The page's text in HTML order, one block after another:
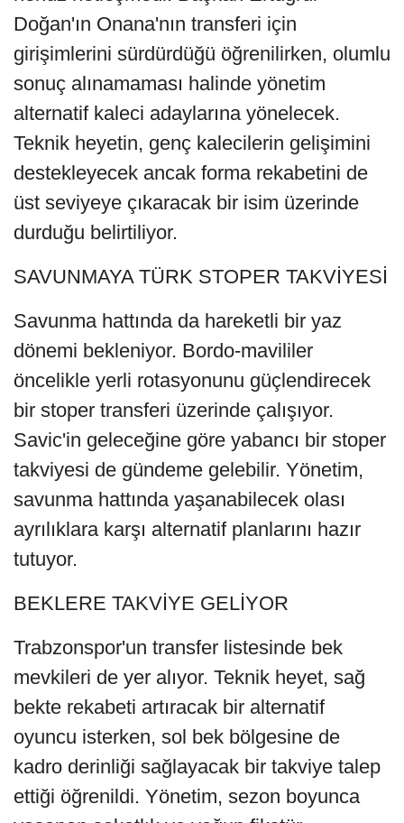
Doğan'ın Onana'nın transferi için
girişimlerini sürdürdüğü öğrenilirken, olumlu
sonuç alınamaması halinde yönetim
alternatif kaleci adaylarına yönelecek.
Teknik heyetin, genç kalecilerin gelişimini
destekleyecek ancak forma rekabetini de
üst seviyeye çıkaracak bir isim üzerinde
durduğu belirtiliyor.
SAVUNMAYA TÜRK STOPER TAKVİYESİ
Savunma hattında da hareketli bir yaz
dönemi bekleniyor. Bordo-mavililer
öncelikle yerli rotasyonunu güçlendirecek
bir stoper transferi üzerinde çalışıyor.
Savic'in geleceğine göre yabancı bir stoper
takviyesi de gündeme gelebilir. Yönetim,
savunma hattında yaşanabilecek olası
ayrılıklara karşı alternatif planlarını hazır
tutuyor.
BEKLERE TAKVİYE GELİYOR
Trabzonspor'un transfer listesinde bek
mevkileri de yer alıyor. Teknik heyet, sağ
bekte rekabeti artıracak bir alternatif
oyuncu isterken, sol bek bölgesine de
kadro derinliği sağlayacak bir takviye talep
ettiği öğrenildi. Yönetim, sezon boyunca